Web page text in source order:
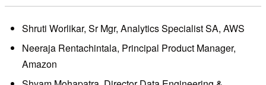
Shruti Worlikar, Sr Mgr, Analytics Specialist SA, AWS
Neeraja Rentachintala, Principal Product Manager,
Amazon